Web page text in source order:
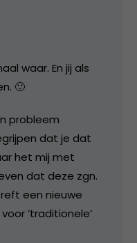
waar. En jij als
🙂
probleem
dat je dat
het mij met
dat deze zgn.
een nieuwe
’traditionele’